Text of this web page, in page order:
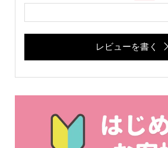
レビューを書く